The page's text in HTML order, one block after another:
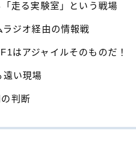
走る実験室」という戦場
ジオ経由の情報戦
はアジャイルそのものだ！
遠い現場
判断